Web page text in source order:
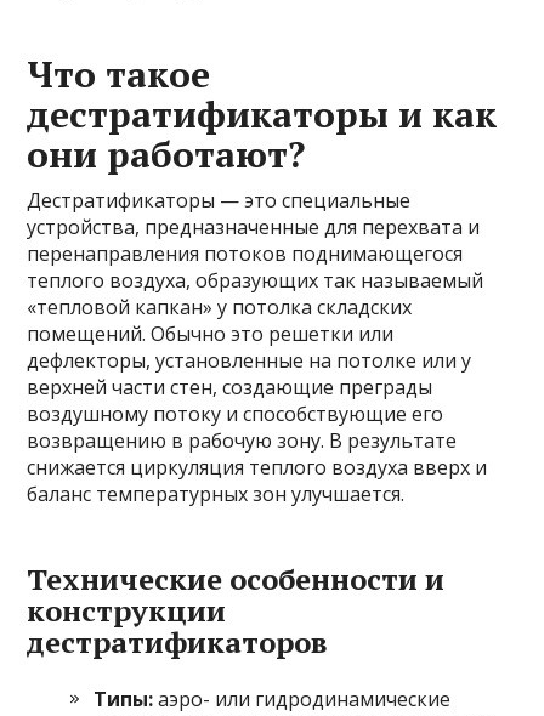
Что такое
дестратификаторы и как
они работают?
Дестратификаторы — это специальные
устройства, предназначенные для перехвата и
перенаправления потоков поднимающегося
теплого воздуха, образующих так называемый
«тепловой капкан» у потолка складских
помещений. Обычно это решетки или
дефлекторы, установленные на потолке или у
верхней части стен, создающие преграды
воздушному потоку и способствующие его
возвращению в рабочую зону. В результате
снижается циркуляция теплого воздуха вверх и
баланс температурных зон улучшается.
Технические особенности и
конструкции
дестратификаторов
Типы:аэро- или гидродинамические